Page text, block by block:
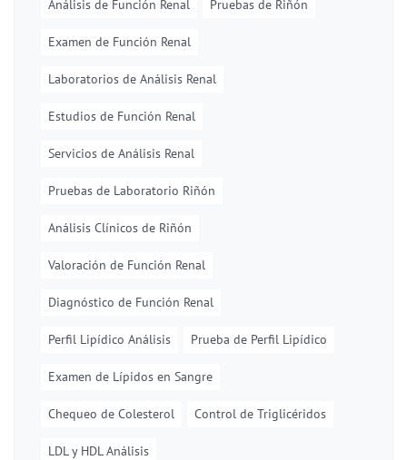
Análisis de Función Renal Pruebas de Riñón
Examen de Función Renal
Laboratorios de Análisis Renal
Estudios de Función Renal
Servicios de Análisis Renal
Pruebas de Laboratorio Riñón
Análisis Clínicos de Riñón
Valoración de Función Renal
Diagnóstico de Función Renal
Perfil Lipídico Análisis Prueba de Perfil Lipídico
Examen de Lípidos en Sangre
Chequeo de Colesterol Control de Triglicéridos
LDL y HDL Análisis